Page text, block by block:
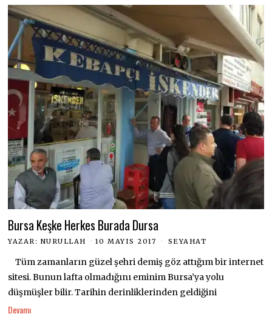
Bursa Keşke Herkes Burada Dursa
YAZAR: NURULLAH 10 MAYIS 2017 SEYAHAT
Tüm zamanların güzel şehri demiş göz attığım bir internet
sitesi. Bunun lafta olmadığını eminim Bursa’ya yolu
düşmüşler bilir. Tarihin derinliklerinden geldiğini
Devamı